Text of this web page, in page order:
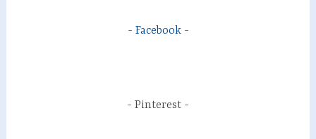
Facebook
Pinterest